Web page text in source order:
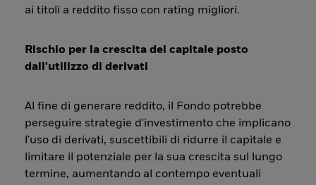
ai titoli a reddito fisso con rating migliori.
Rischio per la crescita del capitale posto
dall'utilizzo di derivati
Al fine di generare reddito, il Fondo potrebbe
perseguire strategie d'investimento che implicano
l'uso di derivati, suscettibili di ridurre il capitale e
limitare il potenziale per la sua crescita sul lungo
termine, aumentando al contempo eventuali